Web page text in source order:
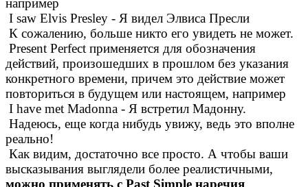
I saw Elvis Presley - Я видел Элвиса Пресли
К сожалению, больше никто его увидеть не может.
Present Perfect применяется для обозначения
действий, произошедших в прошлом без указания
конкретного времени, причем это действие может
повториться в будущем или настоящем, например
I have met Madonna - Я встретил Мадонну.
Надеюсь, еще когда нибудь увижу, ведь это вполне
реально!
Как видим, достаточно все просто. А чтобы ваши
высказывания выглядели более реалистичными,
можно применять с Past Simple наречия